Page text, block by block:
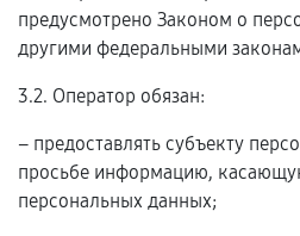
предусмотрено Законом о
другими федеральными
3.2. Оператор обязан:
– предоставлять субъекту
просьбе информацию,
персональных данных;